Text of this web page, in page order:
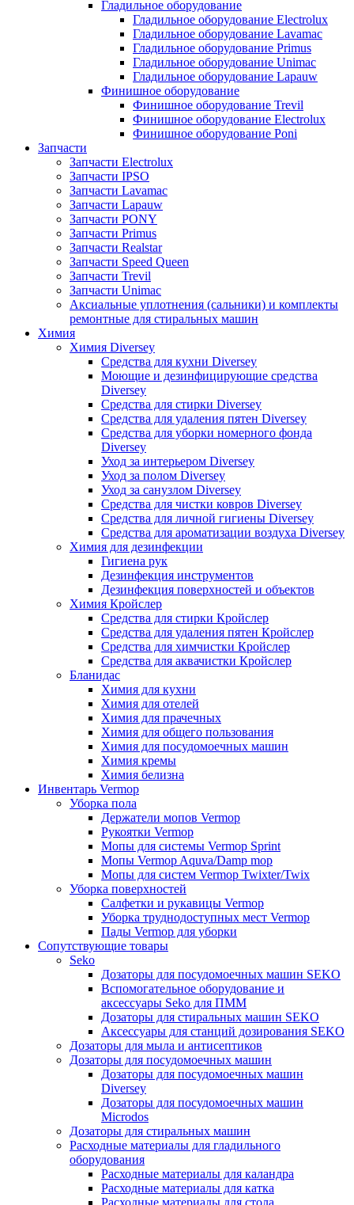
Гладильное оборудование
Гладильное оборудование Electrolux
Гладильное оборудование Lavamac
Гладильное оборудование Primus
Гладильное оборудование Unimac
Гладильное оборудование Lapauw
Финишное оборудование
Финишное оборудование Trevil
Финишное оборудование Electrolux
Финишное оборудование Poni
Запчасти
Запчасти Electrolux
Запчасти IPSO
Запчасти Lavamac
Запчасти Lapauw
Запчасти PONY
Запчасти Primus
Запчасти Realstar
Запчасти Speed Queen
Запчасти Trevil
Запчасти Unimac
Аксиальные уплотнения (сальники) и комплекты
ремонтные для стиральных машин
Химия
Химия Diversey
Средства для кухни Diversey
Моющие и дезинфицирующие средства
Diversey
Средства для стирки Diversey
Средства для удаления пятен Diversey
Средства для уборки номерного фонда
Diversey
Уход за интерьером Diversey
Уход за полом Diversey
Уход за санузлом Diversey
Средства для чистки ковров Diversey
Средства для личной гигиены Diversey
Средства для ароматизации воздуха Diversey
Химия для дезинфекции
Гигиена рук
Дезинфекция инструментов
Дезинфекция поверхностей и объектов
Химия Кройслер
Средства для стирки Кройслер
Средства для удаления пятен Кройслер
Средства для химчистки Кройслер
Средства для аквачистки Кройслер
Бланидас
Химия для кухни
Химия для отелей
Химия для прачечных
Химия для общего пользования
Химия для посудомоечных машин
Химия кремы
Химия белизна
Инвентарь Vermop
Уборка пола
Держатели мопов Vermop
Рукоятки Vermop
Мопы для системы Vermop Sprint
Мопы Vermop Aquva/Damp mop
Мопы для систем Vermop Twixter/Twix
Уборка поверхностей
Салфетки и рукавицы Vermop
Уборка труднодоступных мест Vermop
Пады Vermop для уборки
Сопутствующие товары
Seko
Дозаторы для посудомоечных машин SEKO
Вспомогательное оборудование и
аксессуары Seko для ПММ
Дозаторы для стиральных машин SEKO
Аксессуары для станций дозирования SEKO
Дозаторы для мыла и антисептиков
Дозаторы для посудомоечных машин
Дозаторы для посудомоечных машин
Diversey
Дозаторы для посудомоечных машин
Microdos
Дозаторы для стиральных машин
Расходные материалы для гладильного
оборудования
Расходные материалы для каландра
Расходные материалы для катка
Расходные материалы для стола